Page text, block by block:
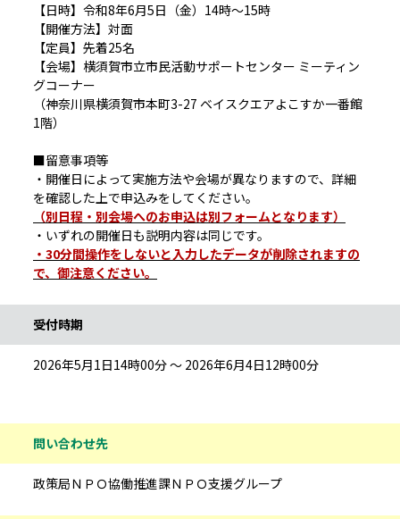
【日時】令和8年6月5日（金）14時～15時
【開催方法】対面
【定員】先着25名
【会場】横須賀市立市民活動サポートセンター ミーティン
グコーナー
（神奈川県横須賀市本町3-27 ベイスクエアよこすか一番館
1階）
■留意事項等
・開催日によって実施方法や会場が異なりますので、詳細
を確認した上で申込みをしてください。
（別日程・別会場へのお申込は別フォームとなります）
・いずれの開催日も説明内容は同じです。
・30分間操作をしないと入力したデータが削除されますの
で、御注意ください。
受付時期
2026年5月1日14時00分 ～ 2026年6月4日12時00分
問い合わせ先
政策局ＮＰＯ協働推進課ＮＰＯ支援グループ